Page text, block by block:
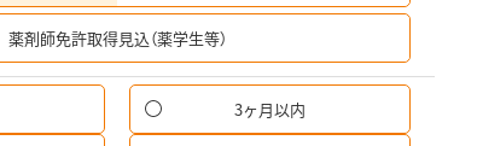
薬剤師免許取得見込（薬学生等）
3ヶ月以内